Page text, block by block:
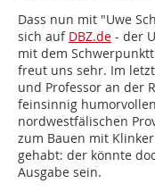
Dass nun mit "Uwe
sich auf DBZ.de - der
mit dem
freut uns sehr. Im
und Professor an der
feinsinnig
nordwestfälischen
zum Bauen mit
gehabt: der könnte
Ausgabe sein.